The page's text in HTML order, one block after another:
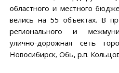
областного и местного
велись на 55 объектах. В
регионального и
улично-дорожная сеть
Новосибирск, Обь, р.п.